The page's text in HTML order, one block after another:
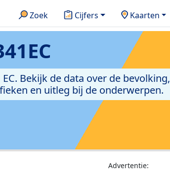
Zoek Cijfers Kaarten
Bekijk de data over de bevolking,
en uitleg bij de onderwerpen.
Advertentie: